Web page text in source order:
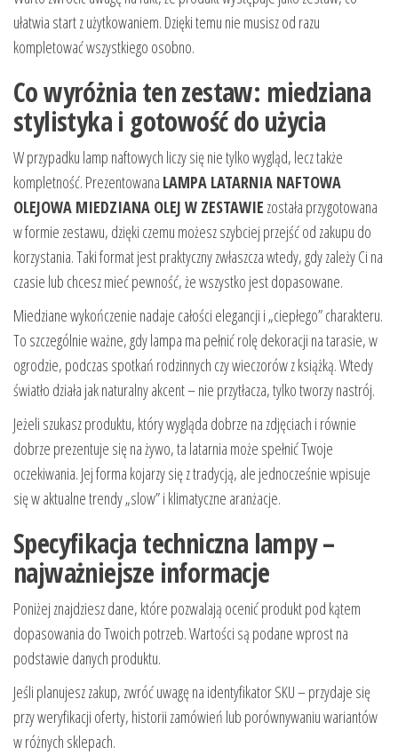
ułatwia start z użytkowaniem. Dzięki temu nie musisz od razu
kompletować wszystkiego osobno.
Co wyróżnia ten zestaw: miedziana
stylistyka i gotowość do użycia
W przypadku lamp naftowych liczy się nie tylko wygląd, lecz także
kompletność. Prezentowana LAMPA LATARNIA NAFTOWA
OLEJOWA MIEDZIANA OLEJ W ZESTAWIE została przygotowana
w formie zestawu, dzięki czemu możesz szybciej przejść od zakupu do
korzystania. Taki format jest praktyczny zwłaszcza wtedy, gdy zależy Ci na
czasie lub chcesz mieć pewność, że wszystko jest dopasowane.
Miedziane wykończenie nadaje całości elegancji i „ciepłego” charakteru.
To szczególnie ważne, gdy lampa ma pełnić rolę dekoracji na tarasie, w
ogrodzie, podczas spotkań rodzinnych czy wieczorów z książką. Wtedy
światło działa jak naturalny akcent – nie przytłacza, tylko tworzy nastrój.
Jeżeli szukasz produktu, który wygląda dobrze na zdjęciach i równie
dobrze prezentuje się na żywo, ta latarnia może spełnić Twoje
oczekiwania. Jej forma kojarzy się z tradycją, ale jednocześnie wpisuje
się w aktualne trendy „slow” i klimatyczne aranżacje.
Specyfikacja techniczna lampy –
najważniejsze informacje
Poniżej znajdziesz dane, które pozwalają ocenić produkt pod kątem
dopasowania do Twoich potrzeb. Wartości są podane wprost na
podstawie danych produktu.
Jeśli planujesz zakup, zwróć uwagę na identyfikator SKU – przydaje się
przy weryfikacji oferty, historii zamówień lub porównywaniu wariantów
w różnych sklepach.